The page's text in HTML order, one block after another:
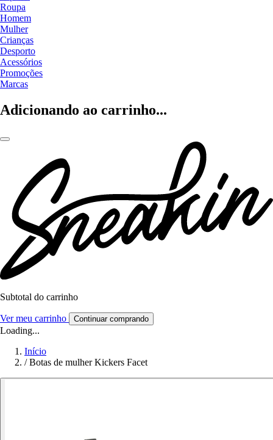
Roupa
Homem
Mulher
Crianças
Desporto
Acessórios
Promoções
Marcas
Adicionando ao carrinho...
Subtotal do carrinho
Ver meu carrinho Continuar comprando
Loading...
Início
/ Botas de mulher Kickers Facet